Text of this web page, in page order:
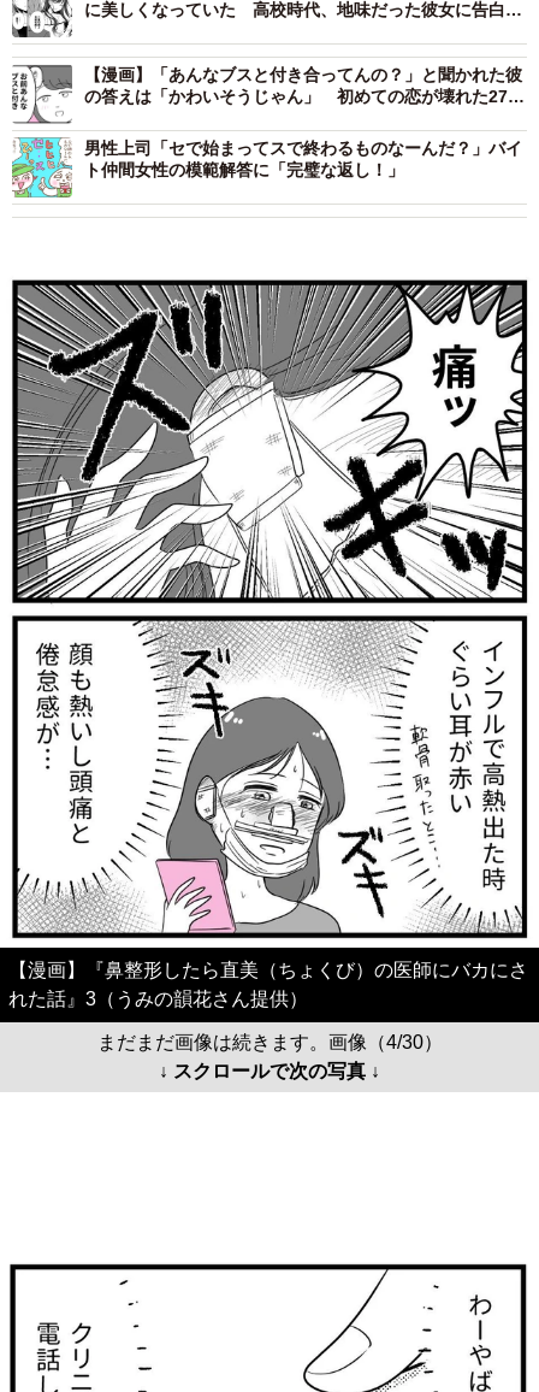
に美しくなっていた 高校時代、地味だった彼女に告白さ
【漫画】「あんなブスと付き合ってんの？」と聞かれた彼
の答えは「かわいそうじゃん」 初めての恋が壊れた27歳
男性上司「セで始まってスで終わるものなーんだ？」バイ
ト仲間女性の模範解答に「完璧な返し！」
【漫画】『鼻整形したら直美（ちょくび）の医師にバカにさ
れた話』3（うみの韻花さん提供）
まだまだ画像は続きます。画像（4/30）
↓ スクロールで次の写真 ↓